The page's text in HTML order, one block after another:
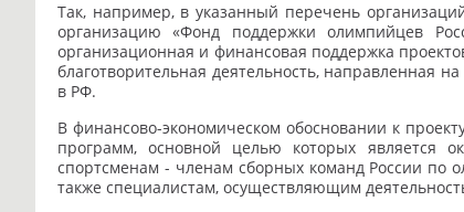
Так, например, в указанный перечень
организацию «Фонд поддержки олимпийцев
организационная и финансовая поддержка
благотворительная деятельность, направленная
в РФ.
В финансово-экономическом обосновании к
программ, основной целью которых является
спортсменам - членам сборных команд России по
также специалистам, осуществляющим